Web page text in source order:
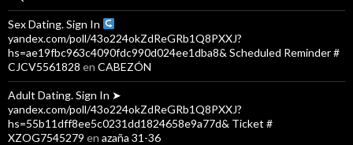
Sex Dating. Sign In
yandex.com/poll/43o224okZdReGRb1Q8PXXJ?
hs=ae19fbc963c4090fdc990d024ee1dba8& Scheduled Reminder #
CJCV5561828 en CABEZÓN
Adult Dating. Sign In ➤
yandex.com/poll/43o224okZdReGRb1Q8PXXJ?
hs=55b11dff8ee5c0231dd1824658e9a77d& Ticket #
XZOG7545279 en azaña 31-36